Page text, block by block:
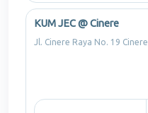
KUM JEC @ Cinere
Jl. Cinere Raya No. 19